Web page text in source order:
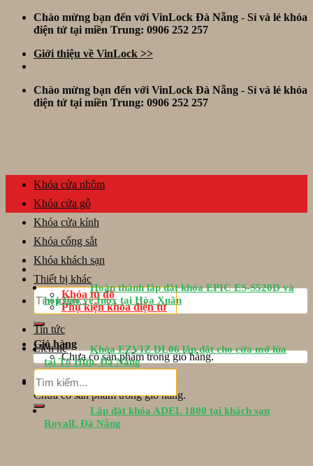
Skip
Chào mừng bạn đến với VinLock Đà Nẵng - Sỉ và lẻ khóa
điện tử tại miền Trung: 0906 252 257
Giới thiệu về VinLock >>
Chào mừng bạn đến với VinLock Đà Nẵng - Sỉ và lẻ khóa
điện tử tại miền Trung: 0906 252 257
Tìm
kiếm:
Giỏ hàng
Chưa có sản phẩm trong giỏ hàng.
Giỏ hàng
Chưa có sản phẩm trong giỏ hàng.
Khóa cửa nhôm
Khóa cửa gỗ
Khóa cửa kính
Khóa cổng sắt
Khóa khách sạn
Thiết bị khác
Khóa tủ đồ
Phụ kiện khóa điện tử
Tin tức
Liên hệ
Tìm
kiếm:
Hoàn thành lắp đặt khóa EPIC ES-S520D và
hộp bảo vệ Inox tại Hòa Xuân
Khóa EZVIZ DL06 lắp đặt cho cửa mở lùa
tại Tố Hữu, Đà Nẵng
Lắp đặt khóa ADEL 1800 tại khách sạn
RoyalL Đà Nẵng